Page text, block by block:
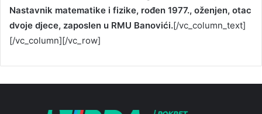
Nastavnik matematike i fizike, rođen 1977., oženjen, otac
dvoje djece, zaposlen u RMU Banovići.[/vc_column_text]
[/vc_column][/vc_row]